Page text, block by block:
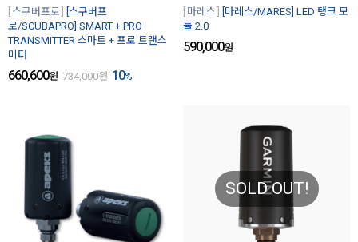
스쿠버프로
[스쿠버프
로/SCUBAPRO] SMART + PRO
TRANSMITTER 스마트 + 프로 트랜스
미터
660,600원 734,000원 10%
마레스
[마레스/MARES] LED 탱크 모
듈 2.0
590,000원
SOLD OUT!